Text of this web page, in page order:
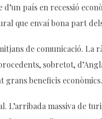
país en recessió
que envaí bona part
de comunicació. La
sobretot,
grans beneficis econòmics.
massiva de